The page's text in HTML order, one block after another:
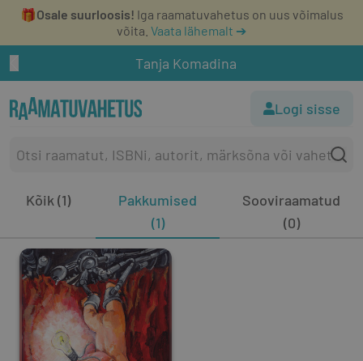
🎁Osale suurloosis! Iga raamatuvahetus on uus võimalus
võita. Vaata lähemalt ➔
Tanja Komadina
Logi sisse
Kõik (1)
Pakkumised
(1)
Sooviraamatud
(0)